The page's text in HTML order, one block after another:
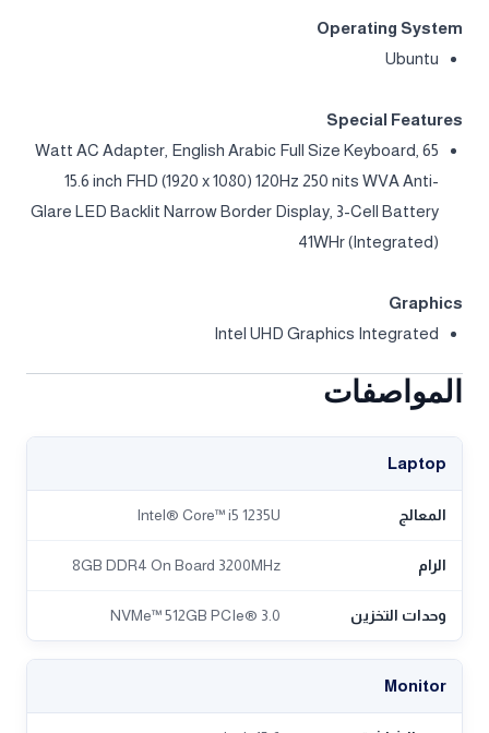
Operating System
Ubuntu
Special Features
65 Watt AC Adapter, English Arabic Full Size Keyboard,
15.6 inch FHD (1920 x 1080) 120Hz 250 nits WVA Anti-
Glare LED Backlit Narrow Border Display, 3-Cell Battery
41WHr (Integrated)
Graphics
Intel UHD Graphics Integrated
المواصفات
Laptop
المعالج Intel® Core™ i5 1235U
الرام 8GB DDR4 On Board 3200MHz
وحدات التخزين NVMe™ 512GB PCIe® 3.0
Monitor